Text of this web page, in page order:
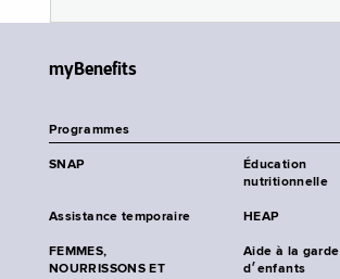
myBenefits
Programmes
SNAP
Éducation
nutritionnelle
Assistance temporaire HEAP
FEMMES,
NOURRISSONS ET
Aide à la garde
d׳enfants